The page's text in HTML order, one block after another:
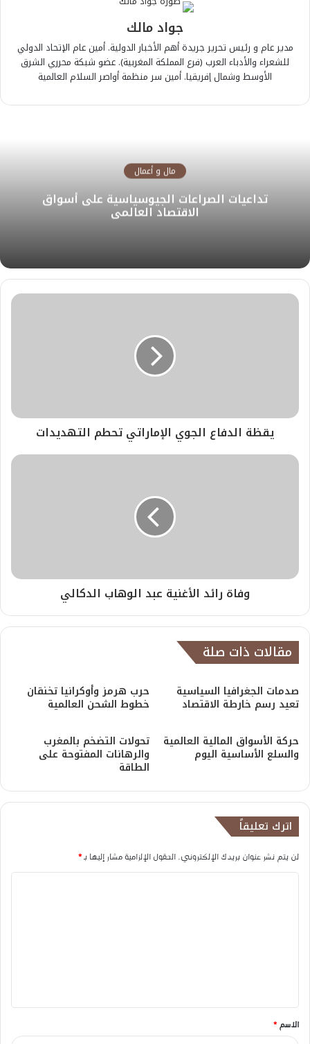
جواد مالك
مدير عام و رئيس تحرير جريدة أهم الأخبار الدولية. أمين عام الإتحاد الدولي
للشعراء والأدباء العرب (فرع المملكة المغربية). عضو شبكة محرري الشرق
الأوسط وشمال إفريقيا. أمين سر منظمة أواصر السلام العالمية
مال و أعمال
تداعيات الصراعات الجيوسياسية على أسواق
الاقتصاد العالمي
يقظة الدفاع الجوي الإماراتي تحطم التهديدات
وفاة رائد الأغنية عبد الوهاب الدكالي
مقالات ذات صلة
صدمات الجغرافيا السياسية
تعيد رسم خارطة الاقتصاد
حرب هرمز وأوكرانيا تخنقان
خطوط الشحن العالمية
حركة الأسواق المالية العالمية
والسلع الأساسية اليوم
تحولات التضخم بالمغرب
والرهانات المفتوحة على
الطاقة
اترك تعليقاً
لن يتم نشر عنوان بريدك الإلكتروني. الحقول الإلزامية مشار إليها بـ*
ق
*
الاسم *